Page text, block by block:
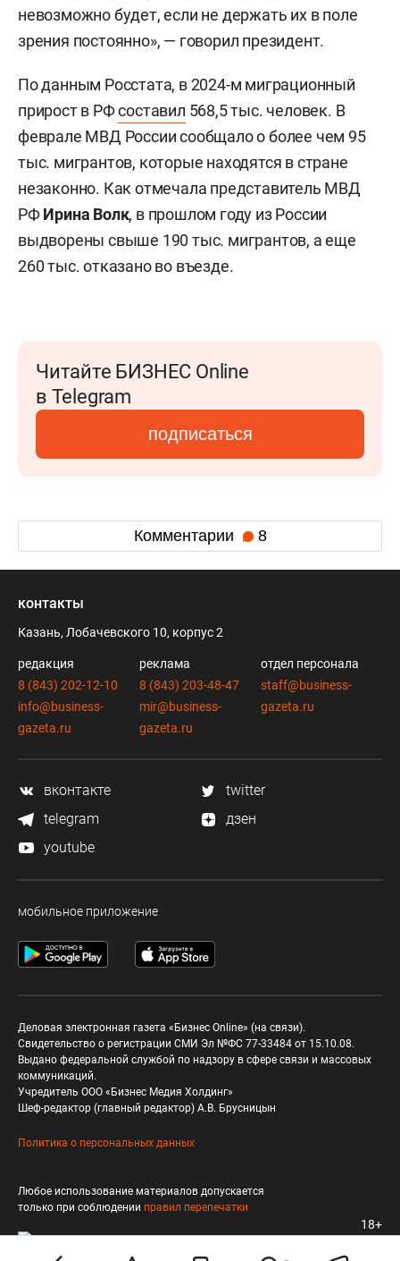
невозможно будет, если не держать их в поле
зрения постоянно», — говорил президент.
По данным Росстата, в 2024-м миграционный
прирост в РФсоставил 568,5 тыс. человек. В
феврале МВД России сообщало о более чем 95
тыс. мигрантов, которые находятся в стране
незаконно. Как отмечала представитель МВД
РФИрина Волк, в прошлом году из России
выдворены свыше 190 тыс. мигрантов, а еще
260 тыс. отказано во въезде.
Читайте БИЗНЕС Online
в Telegram
подписаться
Комментарии 8
контакты
Казань, Лобачевского 10, корпус 2
редакция
8 (843) 202-12-10
info@business-
gazeta.ru
реклама
8 (843) 203-48-47
mir@business-
gazeta.ru
отдел персонала
staff@business-
gazeta.ru
вконтакте
twitter
telegram
дзен
youtube
мобильное приложение
Деловая электронная газета «Бизнес Online» (на связи).
Свидетельство о регистрации СМИ Эл №ФС 77-33484 от 15.10.08.
Выдано федеральной службой по надзору в сфере связи и массовых
коммуникаций.
Учредитель ООО «Бизнес Медия Холдинг»
Шеф-редактор (главный редактор) А.В. Брусницын
Политика о персональных данных
Любое использование материалов допускается
только при соблюдении правил перепечатки
18+